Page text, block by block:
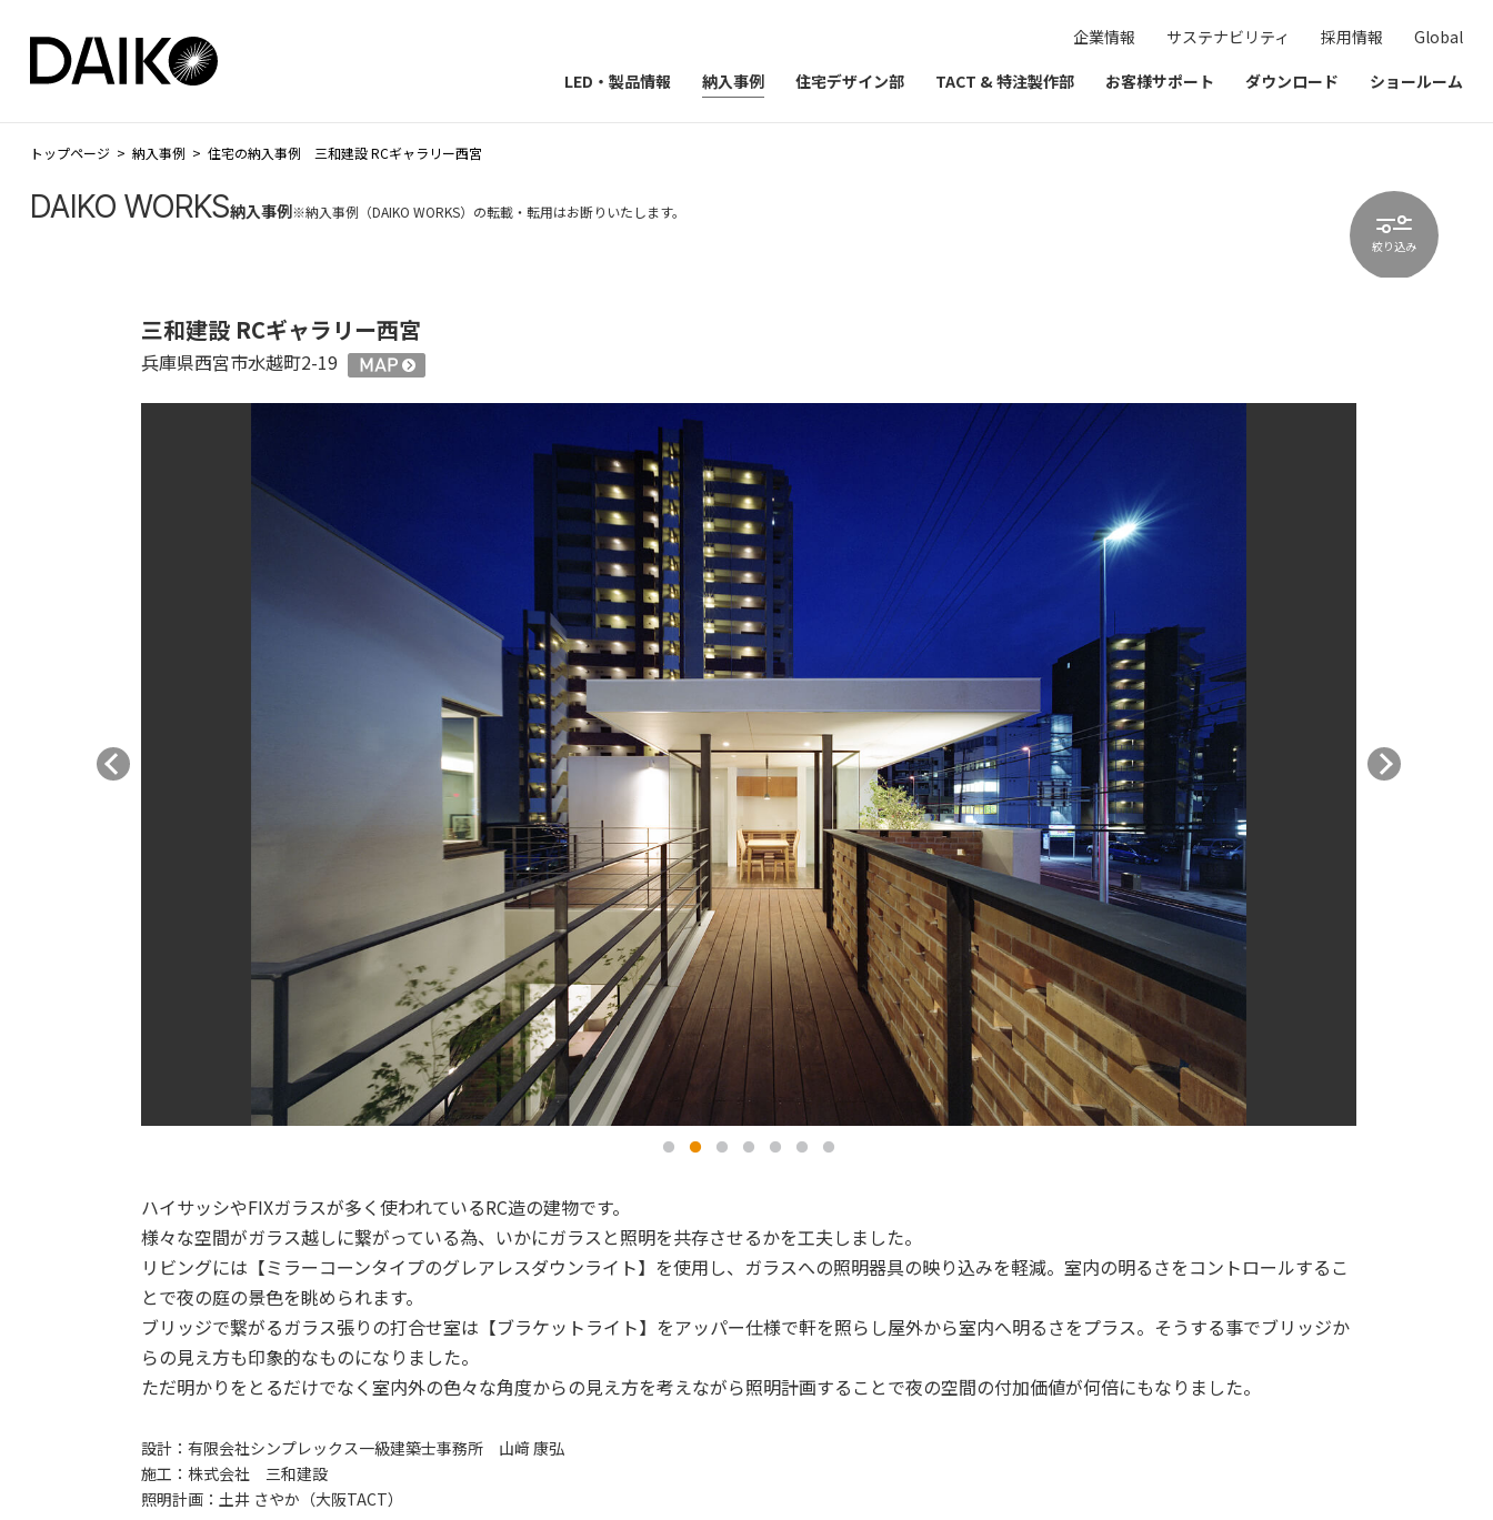
企業情報 サステナビリティ 採用情報
Global
LED・製品情報
納入事例 住宅デザイン部 TACT & 特注製作部 お客様サポート ダウンロード ショールーム
トップページ 納入事例 住宅の納入事例 三和建設 RCギャラリー西宮
DAIKO WORKS納入事例※納入事例（DAIKO WORKS）の転載・転用はお断りいたします。
絞り込み
三和建設 RCギャラリー西宮
兵庫県西宮市水越町2-19
ハイサッシやFIXガラスが多く使われているRC造の建物です。
様々な空間がガラス越しに繋がっている為、いかにガラスと照明を共存させるかを工夫しました。
リビングには【ミラーコーンタイプのグレアレスダウンライト】を使用し、ガラスへの照明器具の映り込みを軽減。室内の明るさをコントロールするこ
とで夜の庭の景色を眺められます。
ブリッジで繋がるガラス張りの打合せ室は【ブラケットライト】をアッパー仕様で軒を照らし屋外から室内へ明るさをプラス。そうする事でブリッジか
らの見え方も印象的なものになりました。
ただ明かりをとるだけでなく室内外の色々な角度からの見え方を考えながら照明計画することで夜の空間の付加価値が何倍にもなりました。
設計： 有限会社シンプレックス一級建築士事務所 山﨑 康弘
施工： 株式会社 三和建設
照明計画： 土井 さやか（大阪TACT）